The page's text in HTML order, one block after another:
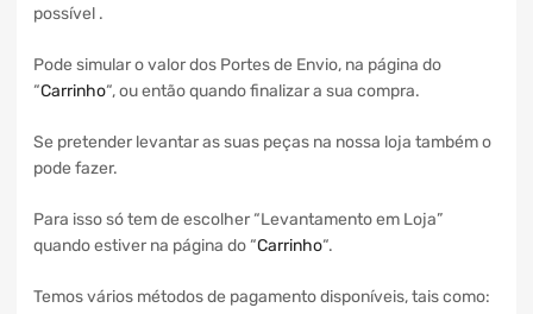
possível .
Pode simular o valor dos Portes de Envio, na página do
“Carrinho“, ou então quando finalizar a sua compra.
Se pretender levantar as suas peças na nossa loja também o
pode fazer.
Para isso só tem de escolher “Levantamento em Loja”
quando estiver na página do “Carrinho“.
Temos vários métodos de pagamento disponíveis, tais como: